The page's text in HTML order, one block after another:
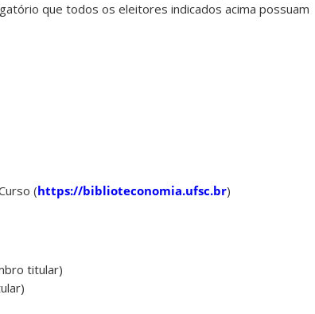
que todos os eleitores indicados acima possuam
(https://biblioteconomia.ufsc.br)
titular)